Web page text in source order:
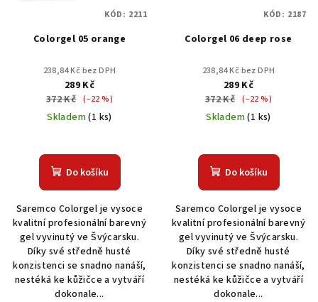
Colorgel 05 orange
238,84 Kč bez DPH
289 Kč
372 Kč (–22 %)
Skladem(1 ks)
Do košíku
Saremco Colorgel je vysoce
kvalitní profesionální barevný
gel vyvinutý ve Švýcarsku.
Díky své středně husté
konzistenci se snadno nanáší,
nestéká ke kůžičce a vytváří
dokonale...
KÓD: 2211
Colorgel 06 deep rose
238,84 Kč bez DPH
289 Kč
372 Kč (–22 %)
Skladem(1 ks)
Do košíku
Saremco Colorgel je vysoce
kvalitní profesionální barevný
gel vyvinutý ve Švýcarsku.
Díky své středně husté
konzistenci se snadno nanáší,
nestéká ke kůžičce a vytváří
dokonale...
KÓD: 2187